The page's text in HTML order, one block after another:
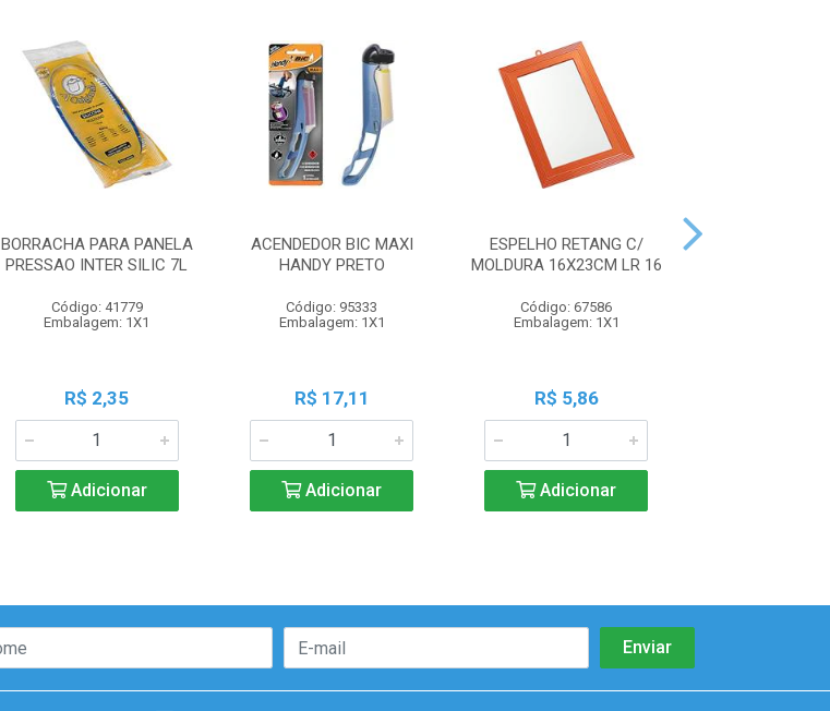
BORRACHA PARA PANELA
PRESSAO INTER SILIC 7L
Código: 41779
Embalagem: 1X1
R$ 2,35
Adicionar
ACENDEDOR BIC MAXI
HANDY PRETO
Código: 95333
Embalagem: 1X1
R$ 17,11
Adicionar
ESPELHO RETANG C/
MOLDURA 16X23CM LR 16
Código: 67586
Embalagem: 1X1
R$ 5,86
Adicionar